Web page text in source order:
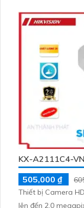
KX-A2111C4-
505,000 ₫
Thiết bị Camera
lên đến 2.0 megapixel